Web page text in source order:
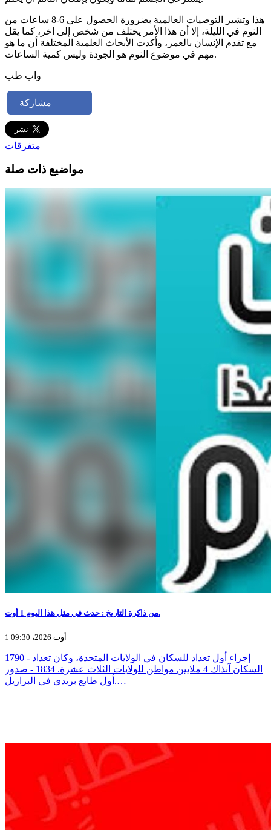
هذا وتشير التوصيات العالمية بضرورة الحصول على 6-8 ساعات من
النوم في الليلة، إلا أن هذا الأمر يختلف من شخص إلى اخر، كما يقل
مع تقدم الإنسان بالعمر، وأكدت الأبحاث العلمية المختلفة أن ما هو
مهم في موضوع النوم هو الجودة وليس كمية الساعات.
واب طب
مشاركة
متفرقات
مواضيع ذات صلة
من ذاكرة التاريخ : حدث في مثل هذا اليوم 1 أوت.
1 أوت 2026، 09:30
1790 - إجراء أول تعداد للسكان في الولايات المتحدة، وكان تعداد
السكان آنذاك 4 ملايين مواطن للولايات الثلاث عشرة. 1834 - صدور
أول طابع بريدي في البرازيل.…